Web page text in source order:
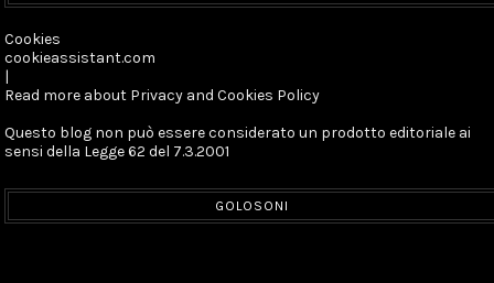
Cookies
cookieassistant.com
|
Read more about Privacy and Cookies Policy
Questo blog non può essere considerato un prodotto editoriale ai
sensi della Legge 62 del 7.3.2001
GOLOSONI